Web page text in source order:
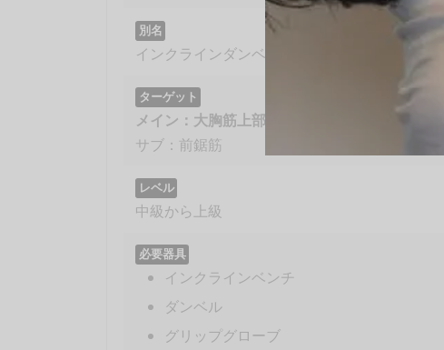
別名
インクラインダンベルベンチプレス（Incline
ターゲット
メイン：大胸筋上部、三角筋前部、上腕三頭筋
サブ：前鋸筋
レベル
中級から上級
必要器具
インクラインベンチ
ダンベル
グリップグローブ